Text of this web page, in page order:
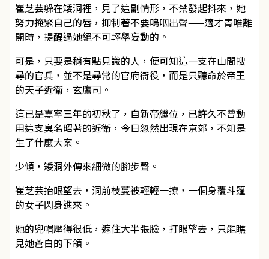
崔芝芸躲在矮洞裡，見了這副情形，不禁發起抖來，她
努力掩緊自己的唇，抑制著不要嗚咽出聲——適才青唯離
開時，提醒過她絕不可輕舉妄動的。
可是，只要是稍有點見識的人，便可知這一支在山間搜
尋的官兵，並不是尋常的官府衙役，而是只聽命於帝王
的天子近衛，玄鷹司。
這已是嘉寧三年的初秋了，自新帝繼位，已許久不曾動
用這支臭名昭著的近衛，今日忽然出現在京郊，不知是
生了什麼大案。
少傾，矮洞外傳來細微的腳步聲。
崔芝芸抬眼望去，洞前枝蔓被輕輕一撩，一個身覆斗篷
的女子閃身進來。
她的兜帽壓得很低，遮住大半張臉，打眼望去，只能瞧
見她蒼白的下頜。